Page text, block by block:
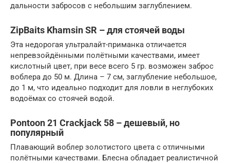
дальности забросов с небольшим заглублением.
ZipBaits Khamsin SR – для стоячей воды
Эта недорогая ультралайт-приманка отличается
непревзойдёнными полётными качествами, имеет
кислотный цвет, при весе всего 5 гр. возможен заброс
воблера до 50 м. Длина – 7 см, заглубление небольшое,
до 1 м, что идеально подходит для ловли в неглубоких
водоёмах со стоячей водой.
Pontoon 21 Crackjack 58 – дешевый, но
популярный
Плавающий воблер золотистого цвета с отличными
полётными качествами. Блесна обладает реалистичной